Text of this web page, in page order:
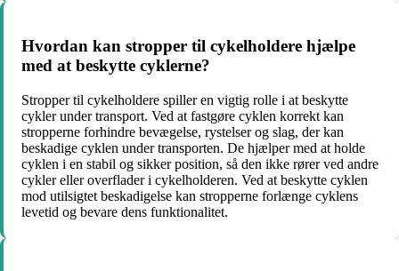
Hvordan kan stropper til cykelholdere hjælpe
med at beskytte cyklerne?
Stropper til cykelholdere spiller en vigtig rolle i at beskytte
cykler under transport. Ved at fastgøre cyklen korrekt kan
stropperne forhindre bevægelse, rystelser og slag, der kan
beskadige cyklen under transporten. De hjælper med at holde
cyklen i en stabil og sikker position, så den ikke rører ved andre
cykler eller overflader i cykelholderen. Ved at beskytte cyklen
mod utilsigtet beskadigelse kan stropperne forlænge cyklens
levetid og bevare dens funktionalitet.